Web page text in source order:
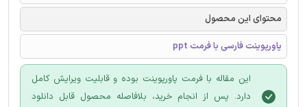
محتوای این محصول
پاورپوینت فارسی با فرمت ppt
این مقاله با فرمت پاورپوینت بوده و قابلیت ویرایش کامل
دارد. پس از انجام خرید، بلافاصله محصول قابل دانلود